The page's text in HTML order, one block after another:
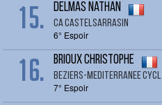
15. DELMAS Nathan
CA CASTELSARRASIN
6° Espoir
16. BRIOUX Christophe
BEZIERS-MEDITERRANEE CYCL
7° Espoir